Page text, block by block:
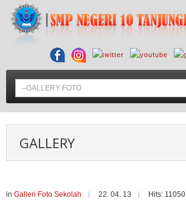
GALLERY
in Galleri Foto Sekolah 22. 04. 13 Hits: 11050